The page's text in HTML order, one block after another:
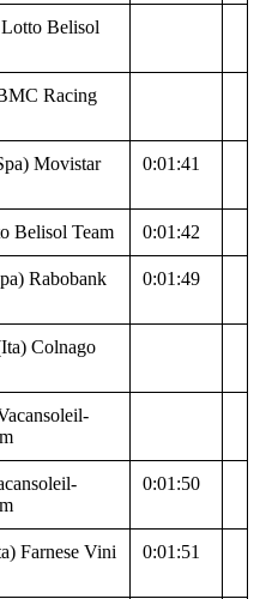
Belisol
Racing
Movistar
0:01:41
Belisol Team 0:01:42
Rabobank
0:01:49
Colnago
0:01:50
Farnese Vini
0:01:51